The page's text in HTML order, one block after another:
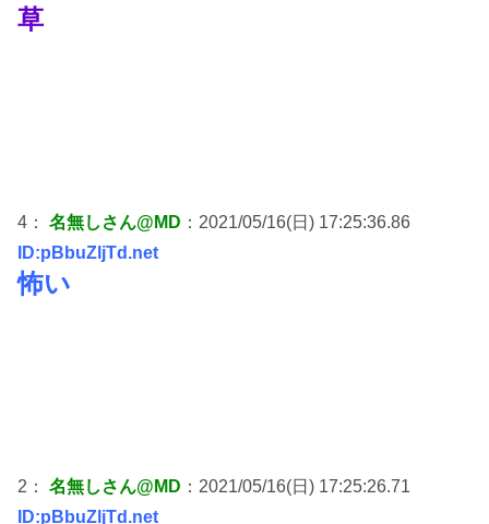
草
4： 名無しさん@MD ：2021/05/16(日) 17:25:36.86
ID:pBbuZljTd.net
怖い
2： 名無しさん@MD ：2021/05/16(日) 17:25:26.71
ID:pBbuZljTd.net